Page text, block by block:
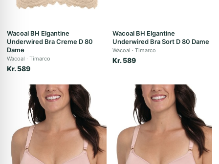
Wacoal BH Elgantine
Underwired Bra Creme D 80
Dame
Wacoal Timarco
Kr. 589
Wacoal BH Elgantine
Underwired Bra Sort D 80 Dame
Wacoal Timarco
Kr. 589